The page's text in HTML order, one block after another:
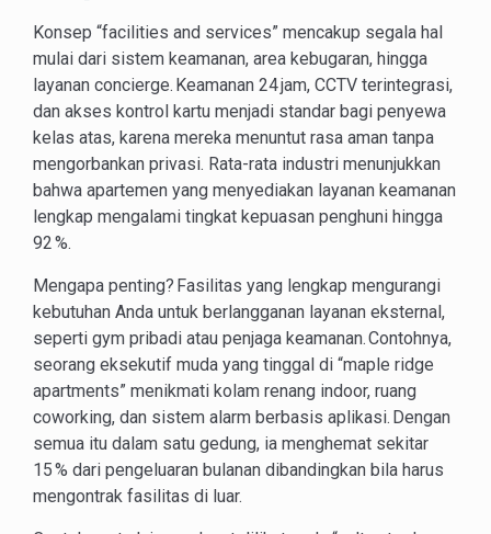
Konsep “facilities and services” mencakup segala hal
mulai dari sistem keamanan, area kebugaran, hingga
layanan concierge. Keamanan 24 jam, CCTV terintegrasi,
dan akses kontrol kartu menjadi standar bagi penyewa
kelas atas, karena mereka menuntut rasa aman tanpa
mengorbankan privasi. Rata-rata industri menunjukkan
bahwa apartemen yang menyediakan layanan keamanan
lengkap mengalami tingkat kepuasan penghuni hingga
92 %.
Mengapa penting? Fasilitas yang lengkap mengurangi
kebutuhan Anda untuk berlangganan layanan eksternal,
seperti gym pribadi atau penjaga keamanan. Contohnya,
seorang eksekutif muda yang tinggal di “maple ridge
apartments” menikmati kolam renang indoor, ruang
coworking, dan sistem alarm berbasis aplikasi. Dengan
semua itu dalam satu gedung, ia menghemat sekitar
15 % dari pengeluaran bulanan dibandingkan bila harus
mengontrak fasilitas di luar.